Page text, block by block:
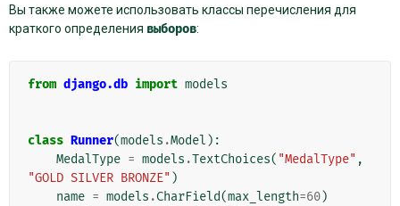
Вы также можете использовать классы перечисления для
краткого определения выборов:
from django.db import models
class Runner(models .Model ):
MedalType = models .TextChoices( "MedalType" ,
"GOLD SILVER BRONZE" )
name = models .CharField(max_length=60)